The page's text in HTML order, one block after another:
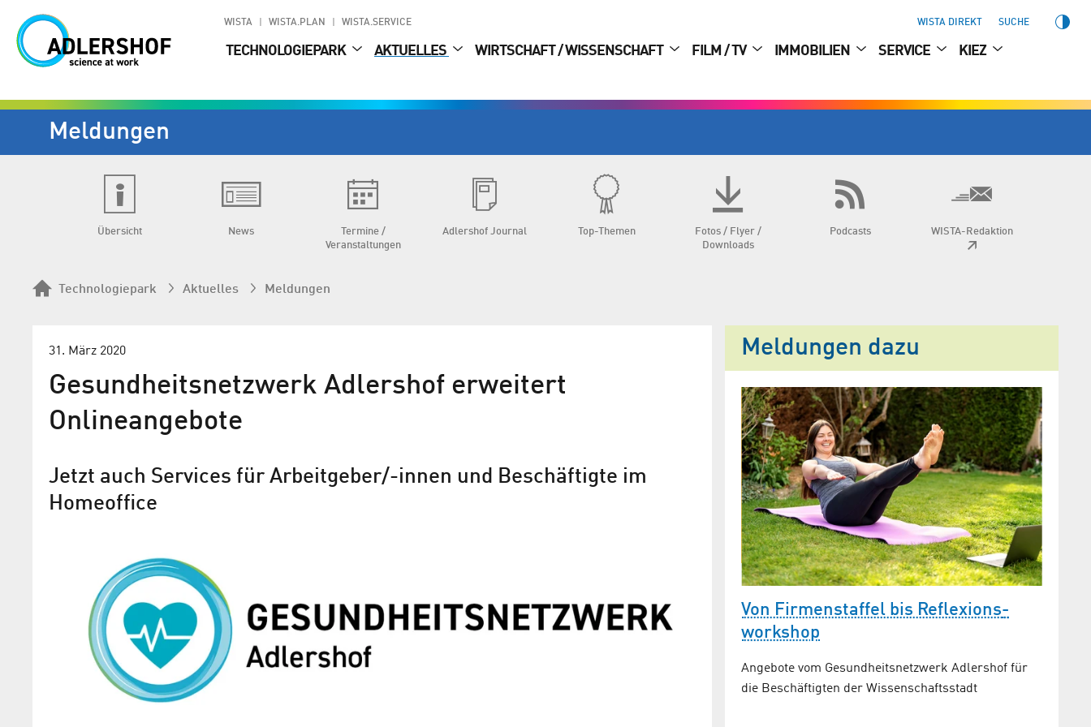
WISTA WISTA.PLAN WISTA.SERVICE WISTA DIREKT SUCHE
TECHNOLOGIEPARK AKTUELLES WIRTSCHAFT / WISSENSCHAFT FILM / TV IMMOBILIEN SERVICE KIEZ
Meldungen
Übersicht News
Termine /
Veranstaltungen
Adlershof Journal Top-Themen
Fotos / Flyer /
Downloads
Podcasts WISTA-Redaktion
Technologiepark Aktuelles Meldungen
31. März 2020
Gesundheitsnetzwerk Adlershof erweitert
Onlineangebote
Jetzt auch Services für Arbeitgeber/-innen und Beschäftigte im
Homeoffice
Meldungen dazu
Adlershof Vorreiter bei
Gesundheitsfürsorge für Mitarbeiter
inforadio-Special zu neuem Berliner
Gesundheitsnetzwerk von Techniker Krankenkasse
Studie aus Berlin Adlershof zeigt, dass die
Von Firmenstaffel bis Reflexions­
workshop
Angebote vom Gesundheits­netzwerk Adlershof für
die Beschäftigten der Wissenschaftsstadt
Gesund
ein